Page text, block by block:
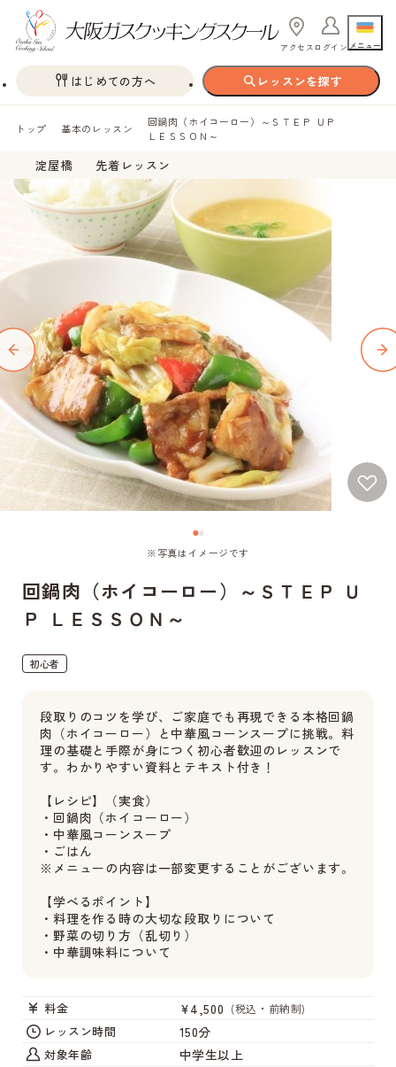
アクセス ログイン メニュー
はじめての方へ レッスンを探す
トップ 基本のレッスン
回鍋肉（ホイコーロー）～ＳＴＥＰ ＵＰ
ＬＥＳＳＯＮ～
淀屋橋 先着レッスン
※写真はイメージです
回鍋肉（ホイコーロー）～ＳＴＥＰ Ｕ
Ｐ ＬＥＳＳＯＮ～
初心者
段取りのコツを学び、ご家庭でも再現できる本格回鍋
肉（ホイコーロー）と中華風コーンスープに挑戦。料
理の基礎と手際が身につく初心者歓迎のレッスンで
す。わかりやすい資料とテキスト付き！
【レシピ】（実食）
・回鍋肉（ホイコーロー）
・中華風コーンスープ
・ごはん
※メニューの内容は一部変更することがございます。
【学べるポイント】
・料理を作る時の大切な段取りについて
・野菜の切り方（乱切り）
・中華調味料について
料金 ¥4,500 (税込・前納制)
レッスン時間 150分
対象年齢 中学生以上